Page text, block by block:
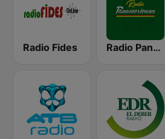
Radio Fides Radio Panamericana